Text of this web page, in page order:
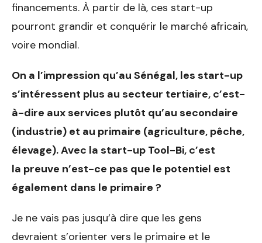
financements. À partir de là, ces start-up
pourront grandir et conquérir le marché africain,
voire mondial.
On a l’impression qu’au Sénégal, les start-up
s’intéressent plus au secteur tertiaire, c’est-
à-dire aux services plutôt qu’au secondaire
(industrie) et au primaire (agriculture, pêche,
élevage). Avec la start-up Tool-Bi, c’est
la preuve n’est-ce pas que le potentiel est
également dans le primaire ?
Je ne vais pas jusqu’à dire que les gens
devraient s’orienter vers le primaire et le